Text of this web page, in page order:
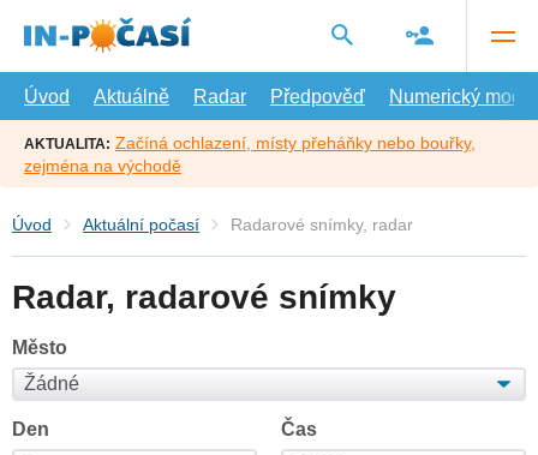
hlavní
Úvod
Aktuálně Radar Předpověď Numerický model
AKTUALITA: Začíná ochlazení, místy přeháňky nebo bouřky,
zejména na východě
Úvod Aktuální počasí Radarové snímky, radar
Radar, radarové snímky
Město
Den Čas